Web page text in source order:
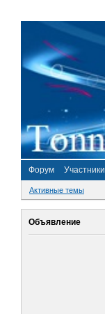
Форум Участники
Активные темы
Объявление